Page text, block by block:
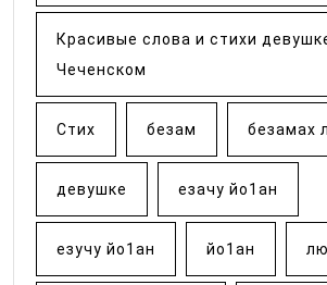
Красивые слова и стихи
Чеченском
Стих безам безамах
девушке езачу йо1ан
езучу йо1ан йо1ан